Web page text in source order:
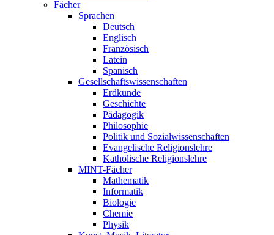
Fächer
Sprachen
Deutsch
Englisch
Französisch
Latein
Spanisch
Gesellschaftswissenschaften
Erdkunde
Geschichte
Pädagogik
Philosophie
Politik und Sozialwissenschaften
Evangelische Religionslehre
Katholische Religionslehre
MINT-Fächer
Mathematik
Informatik
Biologie
Chemie
Physik